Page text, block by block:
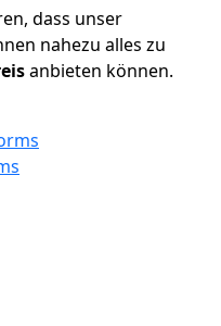
dass unser
nahezu alles zu
anbieten können.